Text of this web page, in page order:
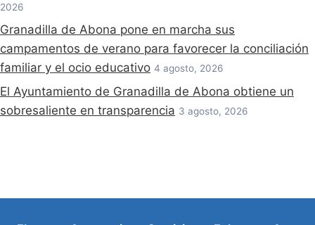
2026
Granadilla de Abona pone en marcha sus
campamentos de verano para favorecer la conciliación
familiar y el ocio educativo 4 agosto, 2026
El Ayuntamiento de Granadilla de Abona obtiene un
sobresaliente en transparencia 3 agosto, 2026